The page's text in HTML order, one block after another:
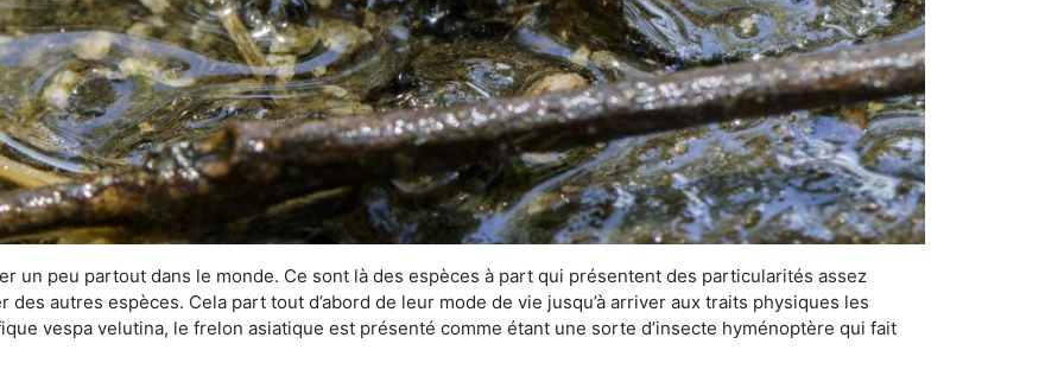
un peu partout dans le monde. Ce sont là des espèces à part qui présentent des particularités assez
autres espèces. Cela part tout d’abord de leur mode de vie jusqu’à arriver aux traits physiques les
vespa velutina, le frelon asiatique est présenté comme étant une sorte d’insecte hyménoptère qui fait